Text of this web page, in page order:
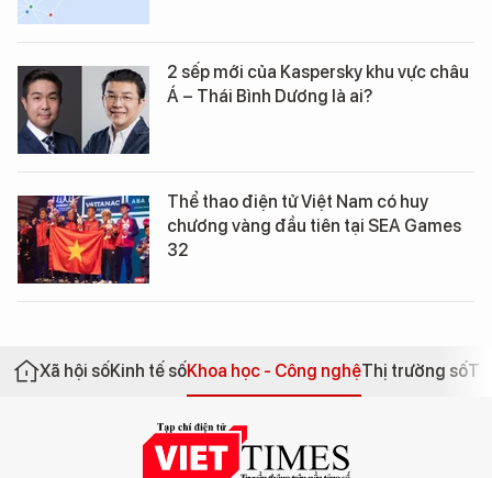
2 sếp mới của Kaspersky khu vực châu
Á – Thái Bình Dương là ai?
Thể thao điện tử Việt Nam có huy
chương vàng đầu tiên tại SEA Games
32
Xã hội sốKinh tế sốKhoa học - Công nghệThị trường số